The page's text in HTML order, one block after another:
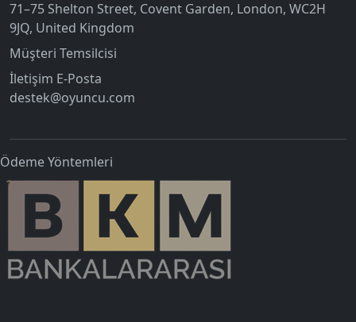
71–75 Shelton Street, Covent Garden, London, WC2H
9JQ, United Kingdom
Müşteri Temsilcisi
İletişim E-Posta
destek@oyuncu.com
Ödeme Yöntemleri